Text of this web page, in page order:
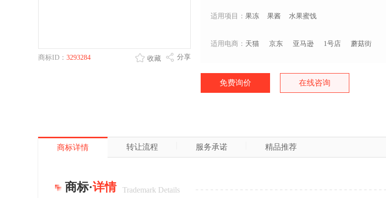
商标ID： 3293284 分享
收藏
适用项目： 果冻 果酱 水果蜜饯
适用电商： 天猫 京东 亚马逊 1号店 蘑菇街
免费询价 在线咨询
商标详情 转让流程 服务承诺 精品推荐
商标·详情 Trademark Details